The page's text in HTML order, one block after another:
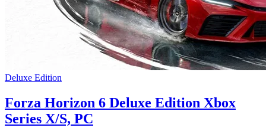
Deluxe Edition
Forza Horizon 6 Deluxe Edition Xbox
Series X/S, PC